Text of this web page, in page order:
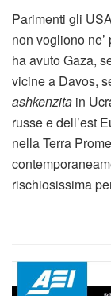
Parimenti gli
non vogliono
ha avuto Gaza,
vicine a Davos,
ashkenzita in
russe e dell’est
nella Terra
rischiosissima